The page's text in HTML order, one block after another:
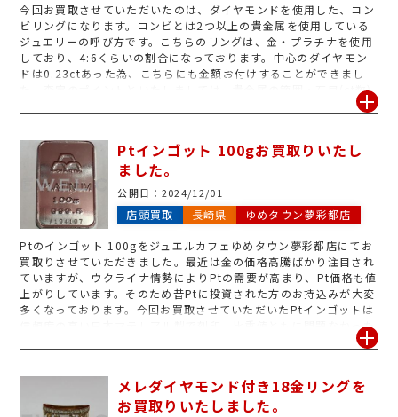
今回お買取させていただいたのは、ダイヤモンドを使用した、コン
ビリングになります。コンビとは2つ以上の貴金属を使用している
ジュエリーの呼び方です。こちらのリングは、金・プラチナを使用
しており、4:6くらいの割合になっております。中心のダイヤモン
ドは0.23ctあった為、こちらにも金額お付けすることができまし
た。査定のポイントといたしましては、貴金属の範囲・石目(ct数)
の刻印があるかどうか・宝石ジュエリーであれば鑑定書もあるかど
のジュエリーがありましたら、ぜひジュエルカフェゆめタウン夢彩
都店へお持ち込みください♪Ptインゴット 100gお買取りいたし
ました。
公開日： 2024/12/01
店頭買取 長崎県 ゆめタウン夢彩都店
Ptのインゴット 100gをジュエルカフェゆめタウン夢彩都店にてお
買取りさせていただきました。最近は金の価格高騰ばかり注目され
ていますが、ウクライナ情勢によりPtの需要が高まり、Pt価格も値
上がりしています。そのため昔Ptに投資された方のお持込みが大変
多くなっております。今回お買取させていただいたPtインゴットは
信頼度の高い日本マテリアル製で刻印、比重値ともに問題なかった
のでお客様もご納得の高価買取となりました。ご自宅にご不要なPt
ださい♪
メレダイヤモンド付き18金リングを
お買取りいたしました。